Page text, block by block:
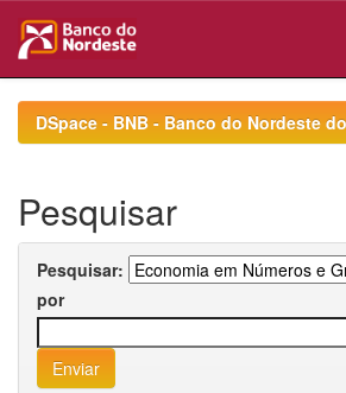
navigationDSpace - BNB - Banco do Nordeste
Pesquisar
Pesquisar:
por